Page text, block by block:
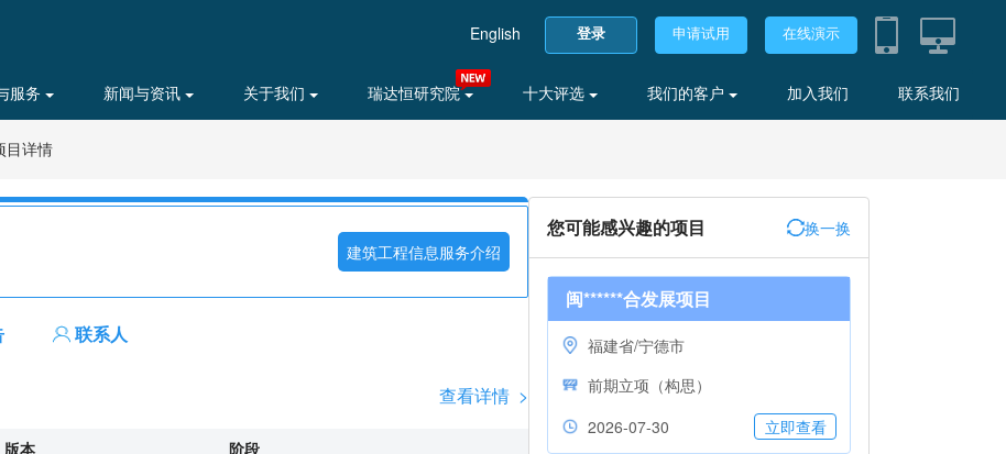
English 登录 申请试用 在线演示
服务 新闻与资讯 关于我们 瑞达恒研究院 十大评选 我们的客户 加入我们 联系我们
目详情
建筑工程信息服务介绍
联系人
查看详情 >
版本
阶段
您可能感兴趣的项目 换一换
闽******合发展项目
福建省/宁德市
前期立项（构思）
2026-07-30
立即查看